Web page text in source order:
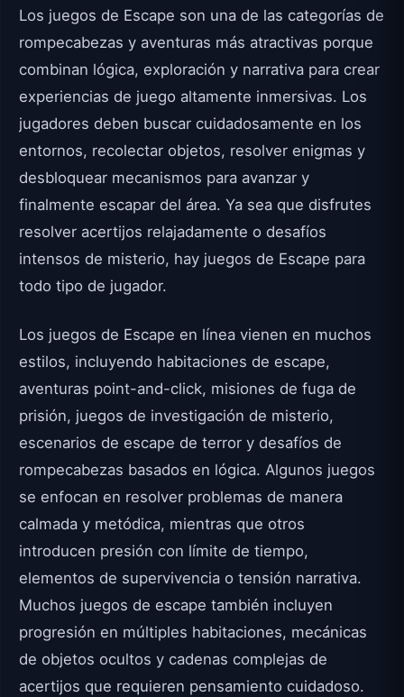
Los juegos de Escape son una de las categorías de
rompecabezas y aventuras más atractivas porque
combinan lógica, exploración y narrativa para crear
experiencias de juego altamente inmersivas. Los
jugadores deben buscar cuidadosamente en los
entornos, recolectar objetos, resolver enigmas y
desbloquear mecanismos para avanzar y
finalmente escapar del área. Ya sea que disfrutes
resolver acertijos relajadamente o desafíos
intensos de misterio, hay juegos de Escape para
todo tipo de jugador.
Los juegos de Escape en línea vienen en muchos
estilos, incluyendo habitaciones de escape,
aventuras point-and-click, misiones de fuga de
prisión, juegos de investigación de misterio,
escenarios de escape de terror y desafíos de
rompecabezas basados en lógica. Algunos juegos
se enfocan en resolver problemas de manera
calmada y metódica, mientras que otros
introducen presión con límite de tiempo,
elementos de supervivencia o tensión narrativa.
Muchos juegos de escape también incluyen
progresión en múltiples habitaciones, mecánicas
de objetos ocultos y cadenas complejas de
acertijos que requieren pensamiento cuidadoso.